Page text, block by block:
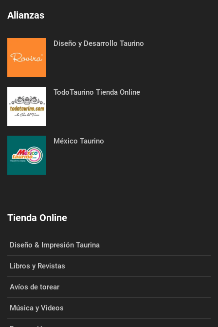
Alianzas
Diseño y Desarrollo Taurino
TodoTaurino Tienda Online
México Taurino
Tienda Online
Diseño & Impresión Taurina
Libros y Revistas
Avíos de torear
Música y Videos